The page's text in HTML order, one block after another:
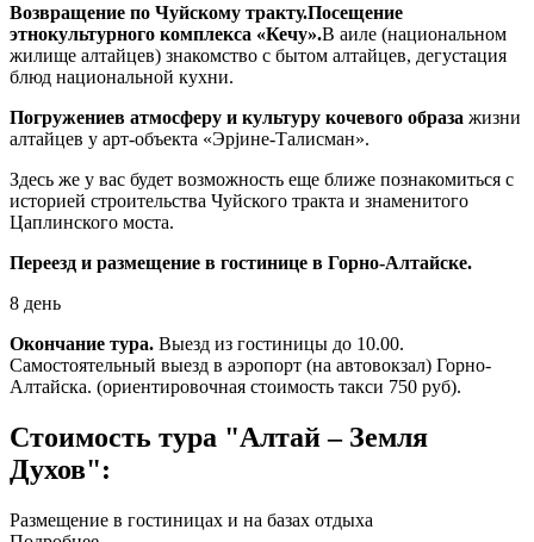
Возвращение по Чуйскому тракту.Посещение
этнокультурного комплекса «Кечу».В аиле (национальном
жилище алтайцев) знакомство с бытом алтайцев, дегустация
блюд национальной кухни.
Погружениев атмосферу и культуру кочевого образа жизни
алтайцев у арт-объекта «Эрjине-Талисман».
Здесь же у вас будет возможность еще ближе познакомиться с
историей строительства Чуйского тракта и знаменитого
Цаплинского моста.
Переезд и размещение в гостинице в Горно-Алтайске.
8 день
Окончание тура. Выезд из гостиницы до 10.00.
Самостоятельный выезд в аэропорт (на автовокзал) Горно-
Алтайска. (ориентировочная стоимость такси 750 руб).
Стоимость тура "Алтай – Земля
Духов":
Размещение в гостиницах и на базах отдыха